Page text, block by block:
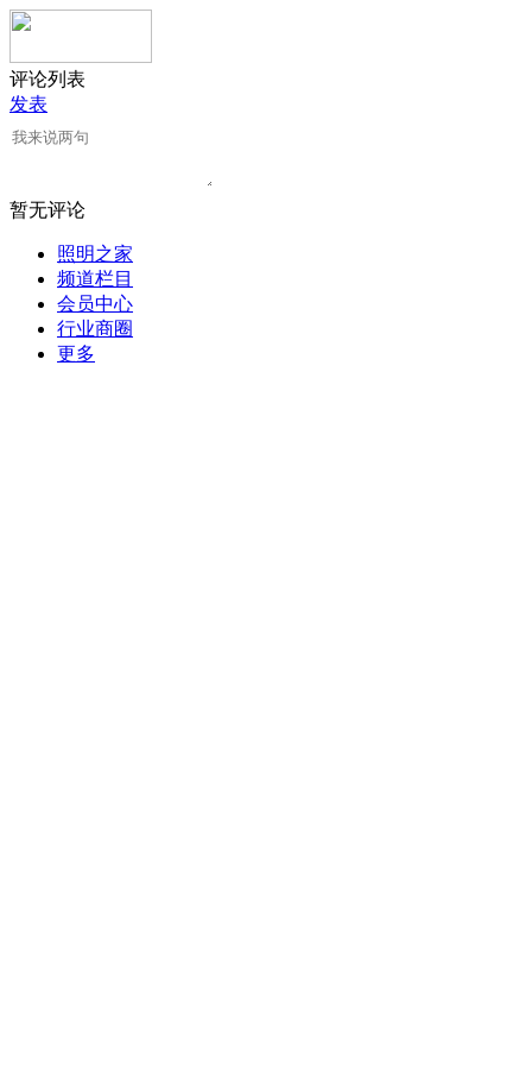
评论列表
发表
暂无评论
照明之家
频道栏目
会员中心
行业商圈
更多